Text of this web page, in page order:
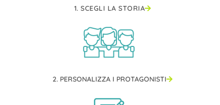
1. SCEGLI LA STORIA
2. PERSONALIZZA I PROTAGONISTI